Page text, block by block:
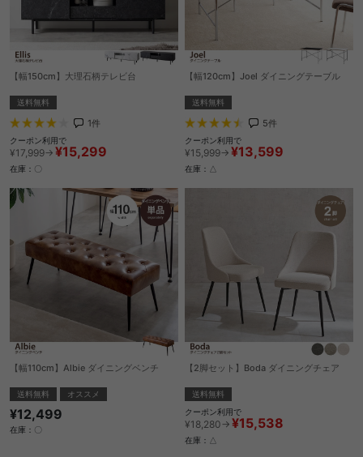
【幅150cm】大理石柄テレビ台
送料無料
1件
クーポン利用で
¥17,999→ ¥15,299
在庫：〇
【幅120cm】Joel ダイニングテーブル
送料無料
5件
クーポン利用で
¥15,999→ ¥13,599
在庫：△
【幅110cm】Albie ダイニングベンチ
送料無料 オススメ
¥12,499
在庫：〇
【2脚セット】Boda ダイニングチェア
送料無料
クーポン利用で
¥18,280→ ¥15,538
在庫：△